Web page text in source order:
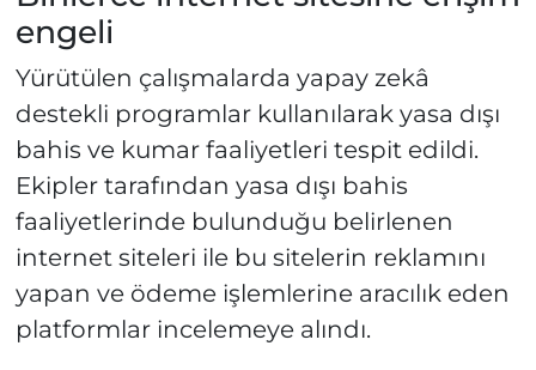
engeli
Yürütülen çalışmalarda yapay zekâ
destekli programlar kullanılarak yasa dışı
bahis ve kumar faaliyetleri tespit edildi.
Ekipler tarafından yasa dışı bahis
faaliyetlerinde bulunduğu belirlenen
internet siteleri ile bu sitelerin reklamını
yapan ve ödeme işlemlerine aracılık eden
platformlar incelemeye alındı.